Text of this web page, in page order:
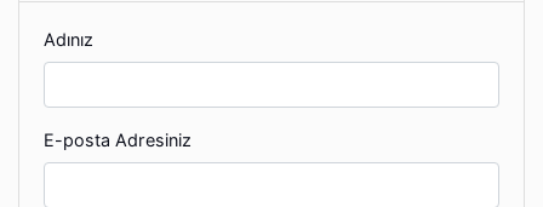
Adınız
E-posta Adresiniz